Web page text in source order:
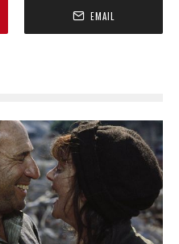
EMAIL